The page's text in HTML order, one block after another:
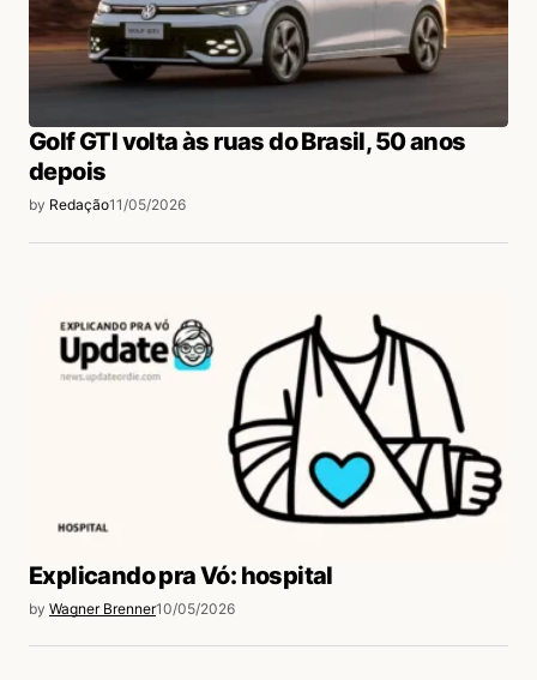
Golf GTI volta às ruas do Brasil, 50 anos
depois
by Redação11/05/2026
Explicando pra Vó: hospital
by Wagner Brenner10/05/2026